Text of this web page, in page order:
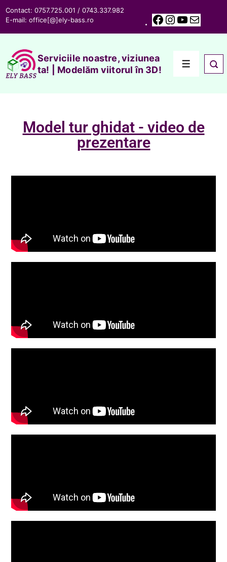
Contact: 0757.725.001 / 0743.337.982
E-mail: office[@]ely-bass.ro
Serviciile noastre, viziunea
ta! | Modelăm viitorul în 3D!
Model tur ghidat - video de
prezentare